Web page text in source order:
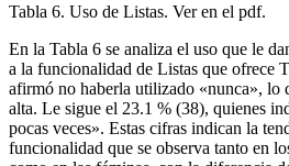
Tabla 6. Uso de Listas. Ver en el pdf.
En la Tabla 6 se analiza el uso que le
a la funcionalidad de Listas que ofrece
afirmó no haberla utilizado «nunca», lo
alta. Le sigue el 23.1 % (38), quienes
pocas veces». Estas cifras indican la
funcionalidad que se observa tanto en